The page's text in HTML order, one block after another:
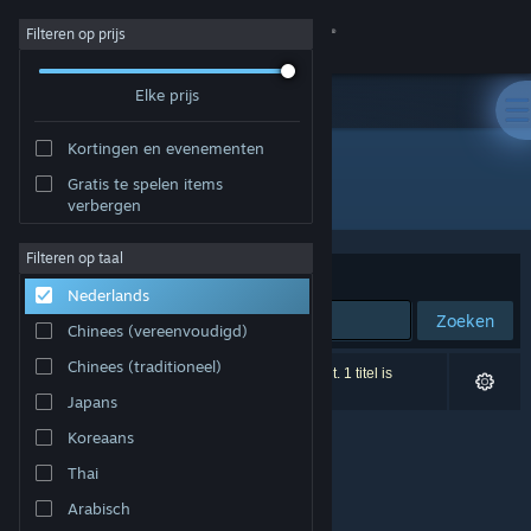
Inloggen
Community
Over
Ondersteuning
Taal wijzigen
Download de mobiele Steam-app
Desktopwebsite weergeven
Filteren op prijs
Elke prijs
Kortingen en evenementen
Gratis te spelen items
verbergen
Filteren op taal
Nederlands
Chinees (vereenvoudigd)
Chinees (traditioneel)
Japans
Koreaans
Thai
Arabisch
Ontwikkelaar: Polyart Inc.
Sorteren op Relevantie
Zoeken
0 resultaten komen overeen met je zoekopdracht. 1 titel is
uitgesloten op basis van je voorkeuren.